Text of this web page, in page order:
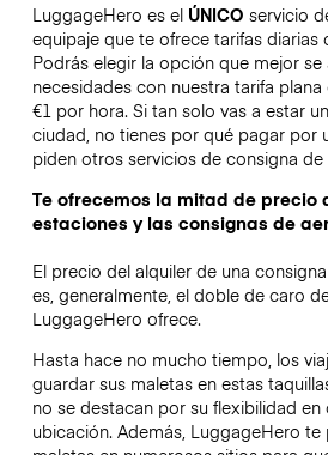
LuggageHero es el ÚNICO servicio
equipaje que te ofrece tarifas diarias
Podrás elegir la opción que mejor
necesidades con nuestra tarifa
€1 por hora. Si tan solo vas a estar
ciudad, no tienes por qué pagar por
piden otros servicios de consigna de
Te ofrecemos la mitad de precio
estaciones y las consignas de
El precio del alquiler de una
es, generalmente, el doble de caro
LuggageHero ofrece.
Hasta hace no mucho tiempo, los
guardar sus maletas en estas
no se destacan por su flexibilidad
ubicación. Además, LuggageHero